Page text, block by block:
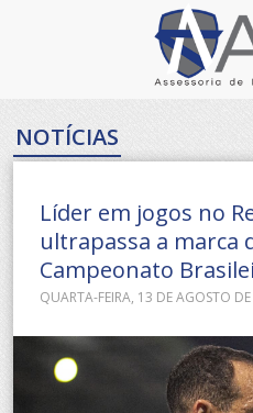
NOTÍCIAS
Líder em jogos no
ultrapassa a marca
Campeonato
QUARTA-FEIRA, 13 DE AGOSTO